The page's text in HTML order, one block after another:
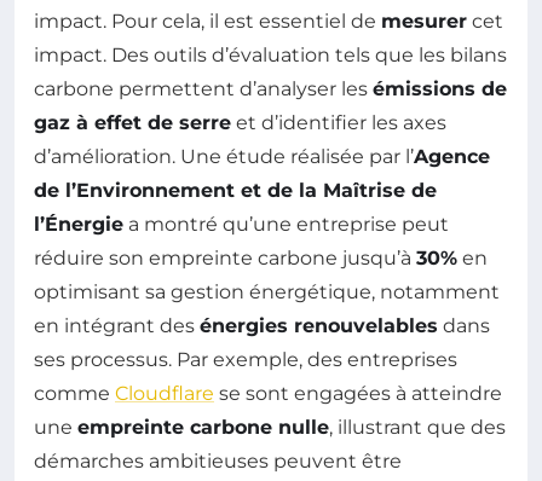
impact. Pour cela, il est essentiel de mesurer cet
impact. Des outils d’évaluation tels que les bilans
carbone permettent d’analyser les émissions de
gaz à effet de serre et d’identifier les axes
d’amélioration. Une étude réalisée par l’Agence
de l’Environnement et de la Maîtrise de
l’Énergie a montré qu’une entreprise peut
réduire son empreinte carbone jusqu’à 30% en
optimisant sa gestion énergétique, notamment
en intégrant des énergies renouvelables dans
ses processus. Par exemple, des entreprises
comme Cloudflare se sont engagées à atteindre
une empreinte carbone nulle, illustrant que des
démarches ambitieuses peuvent être